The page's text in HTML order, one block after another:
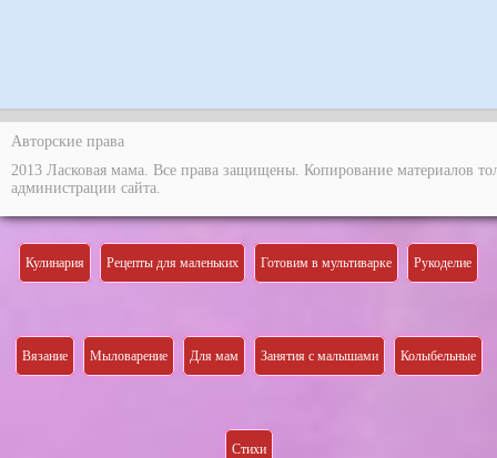
Авторские права
2013 Ласковая мама. Все права защищены. Копирование материалов
администрации сайта.
Кулинария Рецепты для маленьких Готовим в мультиварке Рукоделие
Вязание Мыловарение Для мам Занятия с малышами Колыбельные
Стихи